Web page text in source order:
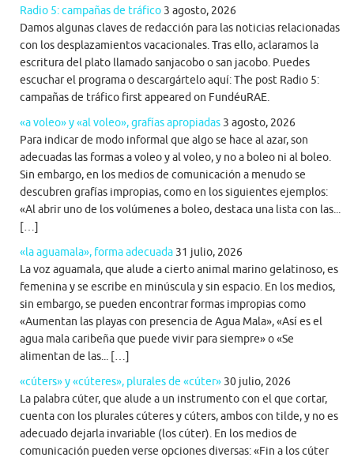
Radio 5: campañas de tráfico 3 agosto, 2026
Damos algunas claves de redacción para las noticias relacionadas
con los desplazamientos vacacionales. Tras ello, aclaramos la
escritura del plato llamado sanjacobo o san jacobo. Puedes
escuchar el programa o descargártelo aquí: The post Radio 5:
campañas de tráfico first appeared on FundéuRAE.
«a voleo» y «al voleo», grafías apropiadas 3 agosto, 2026
Para indicar de modo informal que algo se hace al azar, son
adecuadas las formas a voleo y al voleo, y no a boleo ni al boleo.
Sin embargo, en los medios de comunicación a menudo se
descubren grafías impropias, como en los siguientes ejemplos:
«Al abrir uno de los volúmenes a boleo, destaca una lista con las...
[…]
«la aguamala», forma adecuada 31 julio, 2026
La voz aguamala, que alude a cierto animal marino gelatinoso, es
femenina y se escribe en minúscula y sin espacio. En los medios,
sin embargo, se pueden encontrar formas impropias como
«Aumentan las playas con presencia de Agua Mala», «Así es el
agua mala caribeña que puede vivir para siempre» o «Se
alimentan de las... […]
«cúters» y «cúteres», plurales de «cúter» 30 julio, 2026
La palabra cúter, que alude a un instrumento con el que cortar,
cuenta con los plurales cúteres y cúters, ambos con tilde, y no es
adecuado dejarla invariable (los cúter). En los medios de
comunicación pueden verse opciones diversas: «Fin a los cúter